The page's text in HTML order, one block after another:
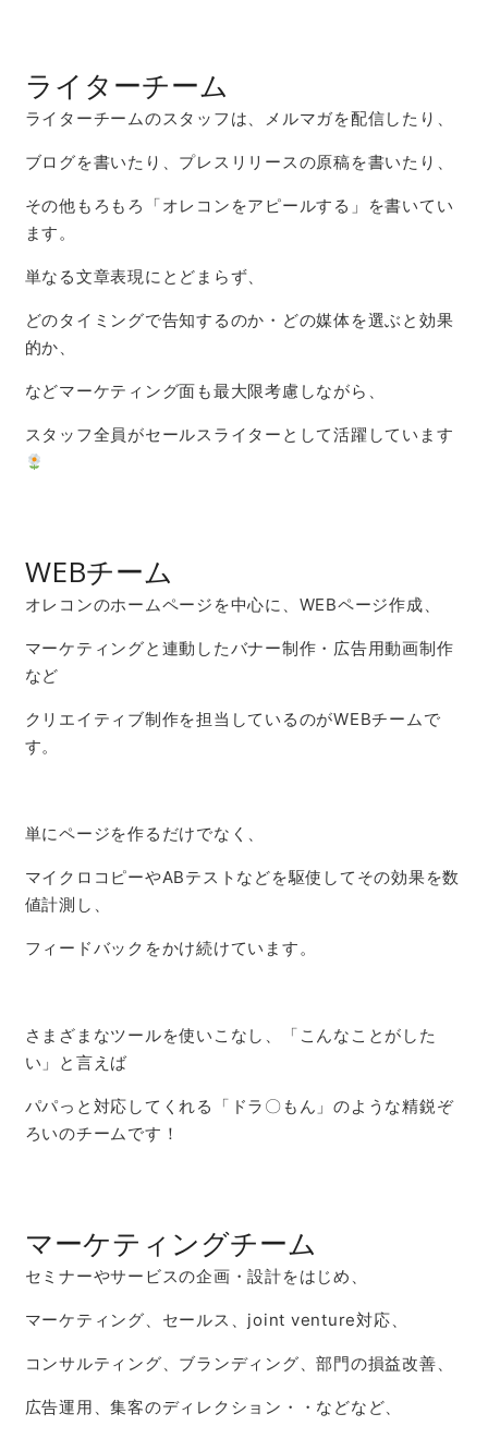
ライターチーム
ライターチームのスタッフは、メルマガを配信したり、
ブログを書いたり、プレスリリースの原稿を書いたり、
その他もろもろ「オレコンをアピールする」を書いてい
ます。
単なる文章表現にとどまらず、
どのタイミングで告知するのか・どの媒体を選ぶと効果
的か、
などマーケティング面も最大限考慮しながら、
スタッフ全員がセールスライターとして活躍しています
WEBチーム
オレコンのホームページを中心に、WEBページ作成、
マーケティングと連動したバナー制作・広告用動画制作
など
クリエイティブ制作を担当しているのがWEBチームで
す。
単にページを作るだけでなく、
マイクロコピーやABテストなどを駆使してその効果を数
値計測し、
フィードバックをかけ続けています。
さまざまなツールを使いこなし、「こんなことがした
い」と言えば
パパっと対応してくれる「ドラ〇もん」のような精鋭ぞ
ろいのチームです！
マーケティングチーム
セミナーやサービスの企画・設計をはじめ、
マーケティング、セールス、joint venture対応、
コンサルティング、ブランディング、部門の損益改善、
広告運用、集客のディレクション・・などなど、